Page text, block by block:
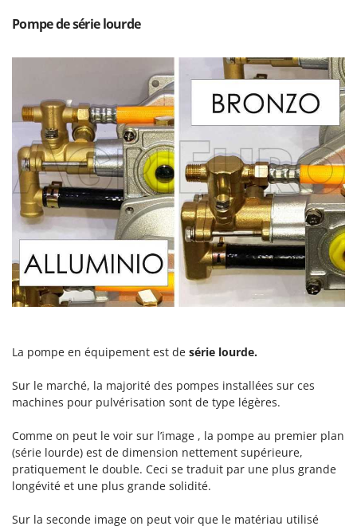
N
Nettoyeurs et Balais à vapeur
Nettoyeurs haute pression
Nettoyeurs tapis, moquettes et tapisseries
P
Peignes vibreurs et Secoueurs à olives
Pelles rétros pour tracteur
Perches Élagueuses
Pétrins à Spirale
Piscines
Planteuses de pommes de terre pour tracteur
Plateaux de coupe pour tracteur
Plumeuses
Pompes de transfert
Postes à souder
Presses à pellets
Pressoirs à fruits
Pressoirs à Raisin
Fimar
Flymo
Fontana Forni
Forest Master
Francini
G
G3 Ferrari
Gardena
Garofalo
GeoTech
Gierre
Ginko - MGM
Gipeco
GRAEF
Gre
Greenworks
Pompe de série lourde
La pompe en équipement est de série lourde.
Sur le marché, la majorité des pompes installées sur ces
machines pour pulvérisation sont de type légères.
Comme on peut le voir sur l’image , la pompe au premier plan
(série lourde) est de dimension nettement supérieure,
pratiquement le double. Ceci se traduit par une plus grande
longévité et une plus grande solidité.
Sur la seconde image on peut voir que le matériau utilisé